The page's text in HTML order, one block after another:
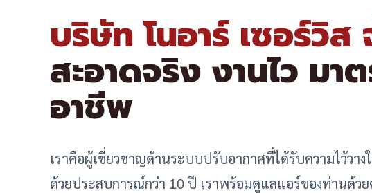
บริษัท โนอาร์ เซอร์วิ
สะอาดจริง งานไว มา
อาชีพ
เราคือผู้เชี่ยวชาญด้านระบบปรับอากาศที่ได้รับความไว้วา
ด้วยประสบการณ์กว่า 10 ปี เราพร้อมดูแลแอร์ของท่านด้ว